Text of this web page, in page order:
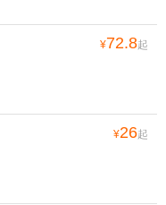
¥72.8起
¥26起